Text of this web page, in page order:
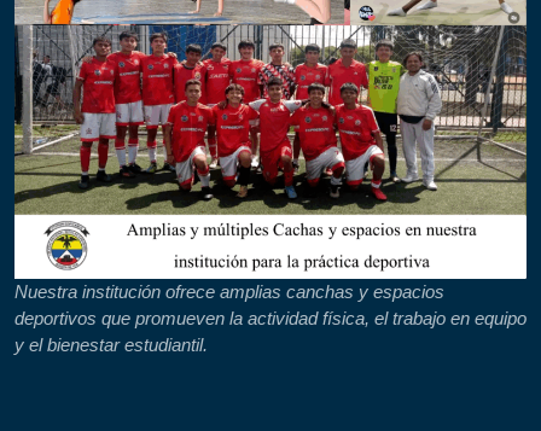
Nuestra institución ofrece amplias canchas y espacios
deportivos que promueven la actividad física, el trabajo en equipo
y el bienestar estudiantil.